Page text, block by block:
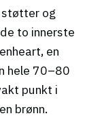
støtter og
to innerste
en
hele 70–80
punkt i
brønn.